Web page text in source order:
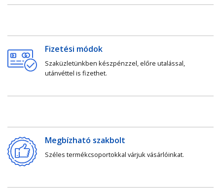
Fizetési módok
Szaküzletünkben készpénzzel, előre utalással,
utánvéttel is fizethet.
Megbízható szakbolt
Széles termékcsoportokkal várjuk vásárlóinkat.